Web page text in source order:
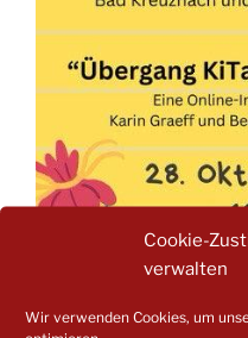
Cookie-
verwalten
Wir verwenden Cookies, um